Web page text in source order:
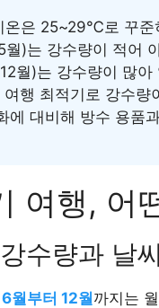
온은 25~29℃로 꾸준
월)는 강수량이 적어
월)는 강수량이 많아
여행 최적기로 강수량
에 대비해 방수 용품
여행, 어
수량과 날
6월부터 12월까지는